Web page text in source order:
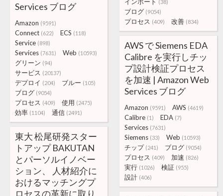
(38)
ブログ (9054)
プロセス (409) 改善 (834)
Services ブログ
Amazon (9591)
Connect (622) ECS (118)
Service (898)
Services (7631) Web (10593)
グリーン (94)
サービス (20137)
デプロイ (204) ブルー (105)
ブログ (9054)
プロセス (409) 使用 (2475)
効率 (1104) 通信 (2491)
AWS で Siemens EDA
Calibre を実行しチッ
プ設計検証プロセス
を加速 | Amazon Web
Services ブログ
Amazon (9591) AWS (4619)
Calibre (1) EDA (7)
Services (7631)
Siemens (33) Web (10593)
チップ (241) ブログ (9054)
プロセス (409) 加速 (826)
実行 (1026) 検証 (955)
設計 (406)
東大 松尾研発スター
トアップ BAKUTAN
とパーソルイノベー
ション、 人材紹介に
おけるマッチングプ
ロセスの革新に取り